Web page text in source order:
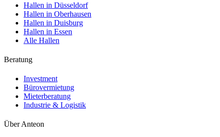
Hallen in Düsseldorf
Hallen in Oberhausen
Hallen in Duisburg
Hallen in Essen
Alle Hallen
Beratung
Investment
Bürovermietung
Mieterberatung
Industrie & Logistik
Über Anteon